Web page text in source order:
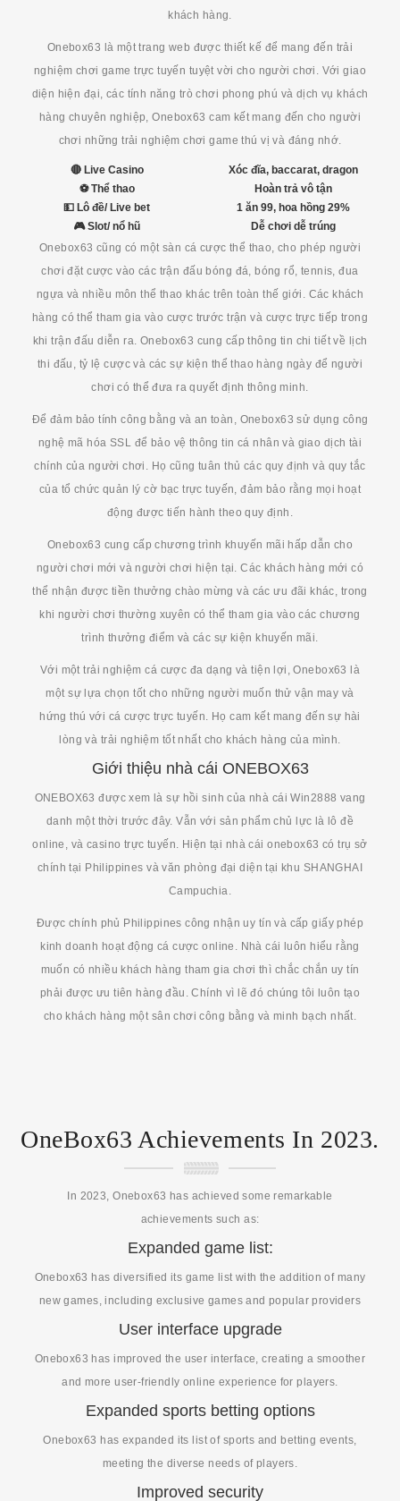
khách hàng.
Onebox63 là một trang web được thiết kế để mang đến trải
nghiệm chơi game trực tuyến tuyệt vời cho người chơi. Với giao
diện hiện đại, các tính năng trò chơi phong phú và dịch vụ khách
hàng chuyên nghiệp, Onebox63 cam kết mang đến cho người
chơi những trải nghiệm chơi game thú vị và đáng nhớ.
🔴 Live Casino
Xóc đĩa, baccarat, dragon
⚽ Thể thao
Hoàn trả vô tận
💵 Lô đề/ Live bet
1 ăn 99, hoa hồng 29%
🎮 Slot/ nổ hũ
Dễ chơi dễ trúng
Onebox63 cũng có một sàn cá cược thể thao, cho phép người
chơi đặt cược vào các trận đấu bóng đá, bóng rổ, tennis, đua
ngựa và nhiều môn thể thao khác trên toàn thế giới. Các khách
hàng có thể tham gia vào cược trước trận và cược trực tiếp trong
khi trận đấu diễn ra. Onebox63 cung cấp thông tin chi tiết về lịch
thi đấu, tỷ lệ cược và các sự kiện thể thao hàng ngày để người
chơi có thể đưa ra quyết định thông minh.
Để đảm bảo tính công bằng và an toàn, Onebox63 sử dụng công
nghệ mã hóa SSL để bảo vệ thông tin cá nhân và giao dịch tài
chính của người chơi. Họ cũng tuân thủ các quy định và quy tắc
của tổ chức quản lý cờ bạc trực tuyến, đảm bảo rằng mọi hoạt
động được tiến hành theo quy định.
Onebox63 cung cấp chương trình khuyến mãi hấp dẫn cho
người chơi mới và người chơi hiện tại. Các khách hàng mới có
thể nhận được tiền thưởng chào mừng và các ưu đãi khác, trong
khi người chơi thường xuyên có thể tham gia vào các chương
trình thưởng điểm và các sự kiện khuyến mãi.
Với một trải nghiệm cá cược đa dạng và tiện lợi, Onebox63 là
một sự lựa chọn tốt cho những người muốn thử vận may và
hứng thú với cá cược trực tuyến. Họ cam kết mang đến sự hài
lòng và trải nghiệm tốt nhất cho khách hàng của mình.
Giới thiệu nhà cái ONEBOX63
ONEBOX63 được xem là sự hồi sinh của nhà cái Win2888 vang
danh một thời trước đây. Vẫn với sản phẩm chủ lực là lô đề
online, và casino trực tuyến. Hiện tại nhà cái onebox63 có trụ sở
chính tại Philippines và văn phòng đại diện tại khu SHANGHAI
Campuchia.
Được chính phủ Philippines công nhận uy tín và cấp giấy phép
kinh doanh hoạt động cá cược online. Nhà cái luôn hiểu rằng
muốn có nhiều khách hàng tham gia chơi thì chắc chắn uy tín
phải được ưu tiên hàng đầu. Chính vì lẽ đó chúng tôi luôn tạo
cho khách hàng một sân chơi công bằng và minh bạch nhất.
OneBox63 Achievements In 2023.
In 2023, Onebox63 has achieved some remarkable
achievements such as:
Expanded game list:
Onebox63 has diversified its game list with the addition of many
new games, including exclusive games and popular providers
User interface upgrade
Onebox63 has improved the user interface, creating a smoother
and more user-friendly online experience for players.
Expanded sports betting options
Onebox63 has expanded its list of sports and betting events,
meeting the diverse needs of players.
Improved security